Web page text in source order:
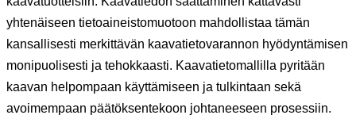
yhtenäiseen tietoaineistomuotoon mahdollistaa tämän
kansallisesti merkittävän kaavatietovarannon hyödyntämisen
monipuolisesti ja tehokkaasti. Kaavatietomallilla pyritään
kaavan helpompaan käyttämiseen ja tulkintaan sekä
avoimempaan päätöksentekoon johtaneeseen prosessiin.